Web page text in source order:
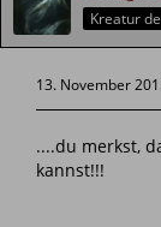
Kreatur
13. November
....du merkst,
kannst!!!